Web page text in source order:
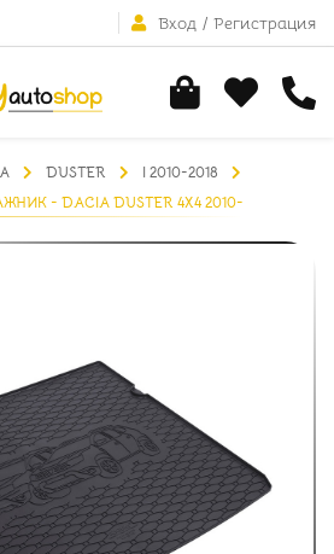
Вход / Регистрация
DUSTER
I 2010-2018
- DACIA DUSTER 4X4 2010-